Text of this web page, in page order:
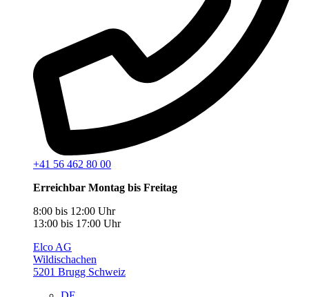
+41 56 462 80 00
Erreichbar Montag bis Freitag
8:00 bis 12:00 Uhr
13:00 bis 17:00 Uhr
Elco AG
Wildischachen
5201 Brugg Schweiz